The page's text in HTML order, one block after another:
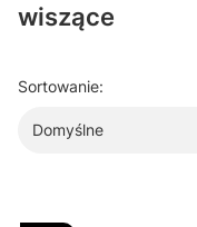
wiszące
Sortowanie:
Domyślne